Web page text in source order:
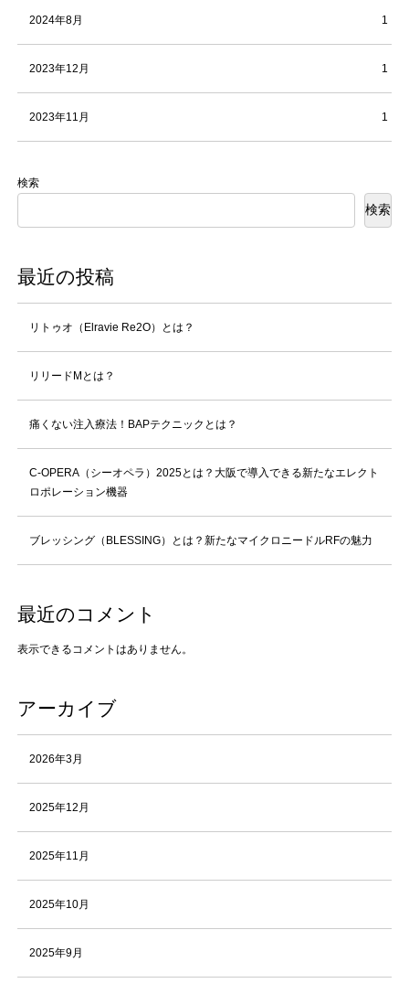
2024年8月 1
2023年12月 1
2023年11月 1
検索
検索
最近の投稿
リトゥオ（Elravie Re2O）とは？
リリードMとは？
痛くない注入療法！BAPテクニックとは？
C-OPERA（シーオペラ）2025とは？大阪で導入できる新たなエレクト
ロポレーション機器
ブレッシング（BLESSING）とは？新たなマイクロニードルRFの魅力
最近のコメント
表示できるコメントはありません。
アーカイブ
2026年3月
2025年12月
2025年11月
2025年10月
2025年9月